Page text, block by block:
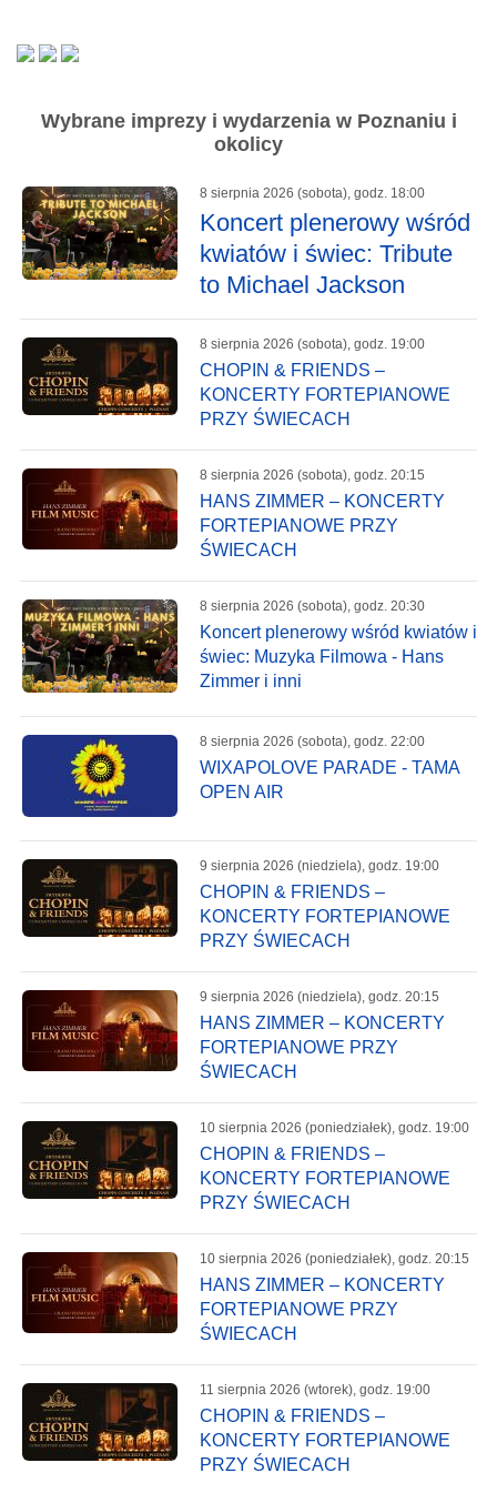
Wybrane imprezy i wydarzenia w Poznaniu i
okolicy
8 sierpnia 2026 (sobota), godz. 18:00
Koncert plenerowy wśród
kwiatów i świec: Tribute
to Michael Jackson
8 sierpnia 2026 (sobota), godz. 19:00
CHOPIN & FRIENDS –
KONCERTY FORTEPIANOWE
PRZY ŚWIECACH
8 sierpnia 2026 (sobota), godz. 20:15
HANS ZIMMER – KONCERTY
FORTEPIANOWE PRZY
ŚWIECACH
8 sierpnia 2026 (sobota), godz. 20:30
Koncert plenerowy wśród kwiatów i
świec: Muzyka Filmowa - Hans
Zimmer i inni
8 sierpnia 2026 (sobota), godz. 22:00
WIXAPOLOVE PARADE - TAMA
OPEN AIR
9 sierpnia 2026 (niedziela), godz. 19:00
CHOPIN & FRIENDS –
KONCERTY FORTEPIANOWE
PRZY ŚWIECACH
9 sierpnia 2026 (niedziela), godz. 20:15
HANS ZIMMER – KONCERTY
FORTEPIANOWE PRZY
ŚWIECACH
10 sierpnia 2026 (poniedziałek), godz. 19:00
CHOPIN & FRIENDS –
KONCERTY FORTEPIANOWE
PRZY ŚWIECACH
10 sierpnia 2026 (poniedziałek), godz. 20:15
HANS ZIMMER – KONCERTY
FORTEPIANOWE PRZY
ŚWIECACH
11 sierpnia 2026 (wtorek), godz. 19:00
CHOPIN & FRIENDS –
KONCERTY FORTEPIANOWE
PRZY ŚWIECACH